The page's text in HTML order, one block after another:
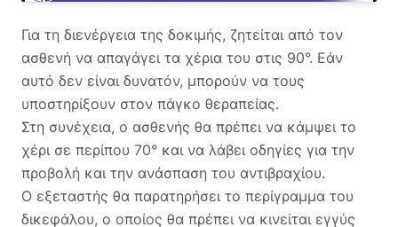
Για τη διενέργεια της δοκιμής, ζητείται από τον
ασθενή να απαγάγει τα χέρια του στις 90°. Εάν
αυτό δεν είναι δυνατόν, μπορούν να τους
υποστηρίξουν στον πάγκο θεραπείας.
Στη συνέχεια, ο ασθενής θα πρέπει να κάμψει το
χέρι σε περίπου 70° και να λάβει οδηγίες για την
προβολή και την ανάσπαση του αντιβραχίου.
Ο εξεταστής θα παρατηρήσει το περίγραμμα του
δικεφάλου, ο οποίος θα πρέπει να κινείται εγγύς